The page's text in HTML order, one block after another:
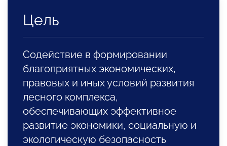
Цель
Содействие в формировании
благоприятных экономических,
правовых и иных условий развития
лесного комплекса,
обеспечивающих эффективное
развитие экономики, социальную и
экологическую безопасность